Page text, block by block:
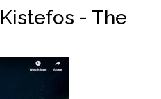
Kistefos - The